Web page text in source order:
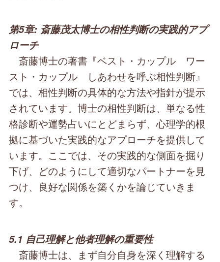
第5章: 斎藤茂太博士の相性判断の実践的アプ
ローチ
斎藤博士の著書『ベスト・カップル ワー
スト・カップル しあわせを呼ぶ相性判断』
では、相性判断の具体的な方法や指針が提示
されています。博士の相性判断は、単なる性
格診断や運勢占いにとどまらず、心理学的根
拠に基づいた実践的なアプローチを提供して
います。ここでは、その実践的な側面を掘り
下げ、どのようにして適切なパートナーを見
つけ、良好な関係を築くかを論じていきま
す。
5.1 自己理解と他者理解の重要性
斎藤博士は、まず自分自身を深く理解する